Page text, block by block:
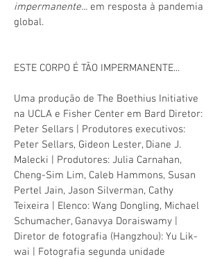
impermanente... em resposta à pandemia
global.
ESTE CORPO É TÃO IMPERMANENTE...
Uma produção de The Boethius Initiative
na UCLA e Fisher Center em Bard Diretor:
Peter Sellars
Produtores executivos:
Peter Sellars, Gideon Lester, Diane J.
Malecki
Produtores: Julia Carnahan,
Cheng-Sim Lim, Caleb Hammons, Susan
Pertel Jain, Jason Silverman, Cathy
Teixeira
Elenco: Wang Dongling, Michael
Schumacher, Ganavya Doraiswamy
Diretor de fotografia (Hangzhou): Yu Lik-
wai
Fotografia segunda unidade